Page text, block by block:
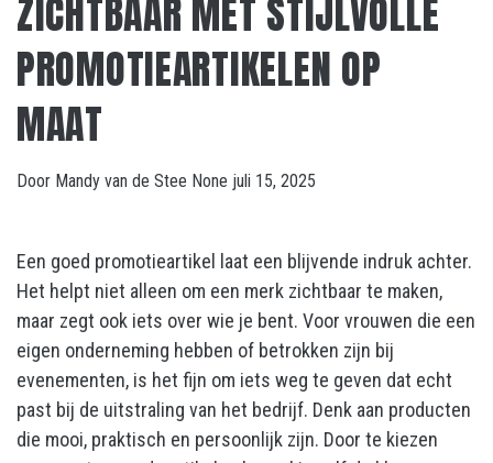
ZICHTBAAR MET STIJLVOLLE
PROMOTIEARTIKELEN OP
MAAT
Door Mandy van de Stee None juli 15, 2025
Een goed promotieartikel laat een blijvende indruk achter.
Het helpt niet alleen om een merk zichtbaar te maken,
maar zegt ook iets over wie je bent. Voor vrouwen die een
eigen onderneming hebben of betrokken zijn bij
evenementen, is het fijn om iets weg te geven dat echt
past bij de uitstraling van het bedrijf. Denk aan producten
die mooi, praktisch en persoonlijk zijn. Door te kiezen